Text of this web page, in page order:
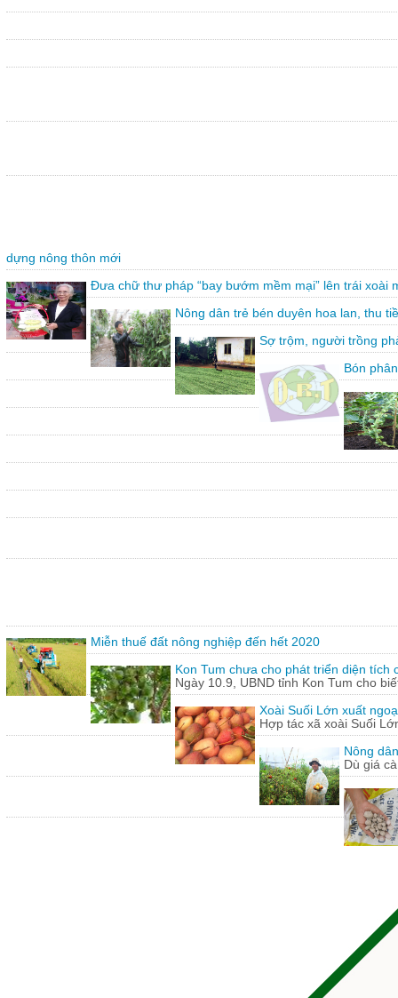
dựng nông thôn mới
Đưa chữ thư pháp “bay bướm mềm mại” lên trái xoài
Nông dân trẻ bén duyên hoa lan, thu
Sợ trộm, người trồng
Bón
Miễn thuế đất nông nghiệp đến hết 2020
Kon Tum chưa cho phát triển diện tích
Ngày 10.9, UBND tỉnh Kon Tum cho
Xoài Suối Lớn xuất
Hợp tác xã xoài Suối
Nông
Dù giá